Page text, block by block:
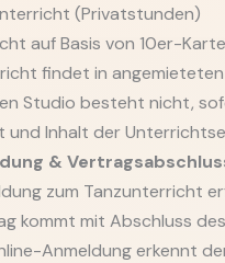
(Privatstunden)
auf Basis von 10er-
findet in
Studio besteht nicht,
und Inhalt der
&
zum Tanzunterricht
kommt mit Abschluss
Anmeldung erkennt